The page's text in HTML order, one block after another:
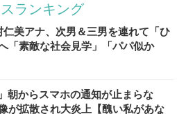
ランキング
美アナ、次男＆三男を連れて「ひ
「素敵な社会見学」「パパ似か
朝からスマホの通知が止まらな
が拡散され大炎上【醜い私があな